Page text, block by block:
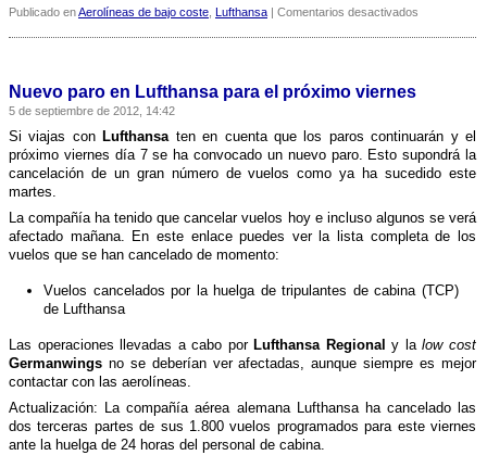
Publicado enAerolíneas de bajo coste Lufthansa | Comentarios desactivados
de
bajo
coste
Nuevo paro en Lufthansa para el próximo viernes
5 de septiembre de 2012, 14:42
Si viajas con Lufthansaten en cuenta que los paros continuarán y el
próximo viernes dí­a 7 se ha convocado un nuevo paro. Esto supondrá la
cancelación de un gran número de vuelos como ya ha sucedido este
martes.
La compañí­a ha tenido que cancelar vuelos hoy e incluso algunos se verá
afectado mañana. En este enlace puedes ver la lista completa de los
vuelos que se han cancelado de momento:
Vuelos cancelados por la huelga de tripulantes de cabina (TCP)
de Lufthansa
Las operaciones llevadas a cabo por Lufthansa Regional y lalow cost
Germanwings no se deberí­an ver afectadas, aunque siempre es mejor
contactar con las aerolí­neas.
Actualización: La compañí­a aérea alemana Lufthansa ha cancelado las
dos terceras partes de sus 1.800 vuelos programados para este viernes
ante la huelga de 24 horas del personal de cabina.